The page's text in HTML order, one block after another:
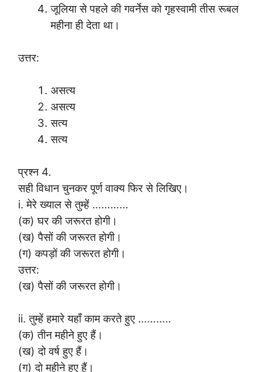
जूलिया से पहले की गवर्नेस को गृहस्वामी तीस रूबल
महीना ही देता था।
उत्तर:
असत्य
असत्य
सत्य
सत्य
प्रश्न 4.
सही विधान चुनकर पूर्ण वाक्य फिर से लिखिए।
i. मेरे ख्याल से तुम्हें …………
(क) घर की जरूरत होगी।
(ख) पैसों की जरूरत होगी।
(ग) कपड़ों की जरूरत होगी।
उत्तर:
(ख) पैसों की जरूरत होगी।
ii. तुम्हें हमारे यहाँ काम करते हुए ………..
(क) तीन महीने हुए हैं।
(ख) दो वर्ष हुए हैं।
(ग) दो महीने हुए हैं।